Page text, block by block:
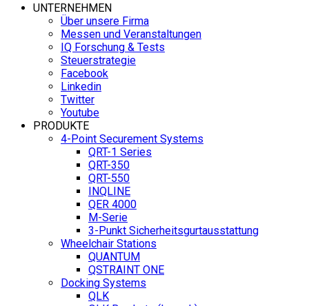
UNTERNEHMEN
Über unsere Firma
Messen und Veranstaltungen
IQ Forschung & Tests
Steuerstrategie
Facebook
Linkedin
Twitter
Youtube
PRODUKTE
4-Point Securement Systems
QRT-1 Series
QRT-350
QRT-550
INQLINE
QER 4000
M-Serie
3-Punkt Sicherheitsgurtausstattung
Wheelchair Stations
QUANTUM
QSTRAINT ONE
Docking Systems
QLK